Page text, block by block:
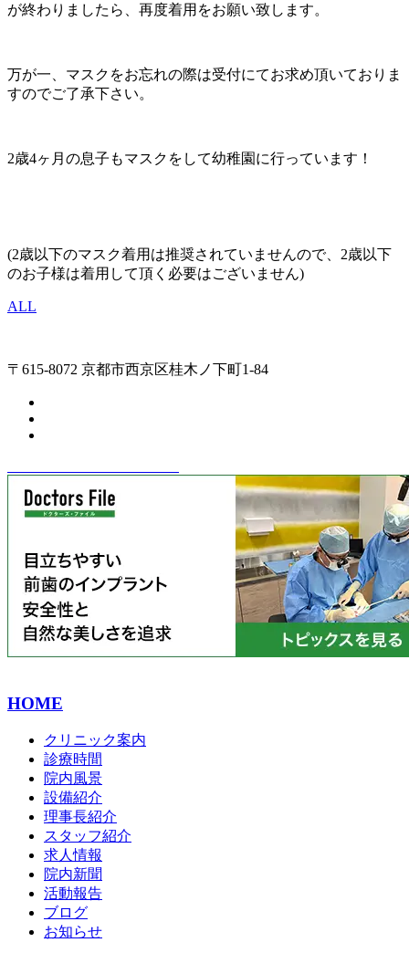
が終わりましたら、再度着用をお願い致します。
万が一、マスクをお忘れの際は受付にてお求め頂いておりま
すのでご了承下さい。
2歳4ヶ月の息子もマスクをして幼稚園に行っています！
(2歳以下のマスク着用は推奨されていませんので、2歳以下
のお子様は着用して頂く必要はございません)
ALL
〒615-8072 京都市西京区桂木ノ下町1-84
HOME
クリニック案内
診療時間
院内風景
設備紹介
理事長紹介
スタッフ紹介
求人情報
院内新聞
活動報告
ブログ
お知らせ